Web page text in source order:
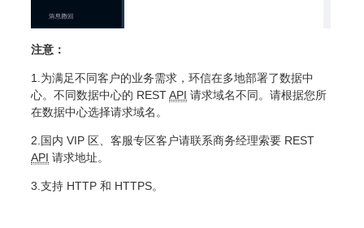
注意：
1.为满足不同客户的业务需求，环信在多地部署了数据中
心。不同数据中心的 RESTAPI 请求域名不同。请根据您所
在数据中心选择请求域名。
2.国内 VIP 区、客服专区客户请联系商务经理索要 REST
API 请求地址。
3.支持 HTTP 和 HTTPS。